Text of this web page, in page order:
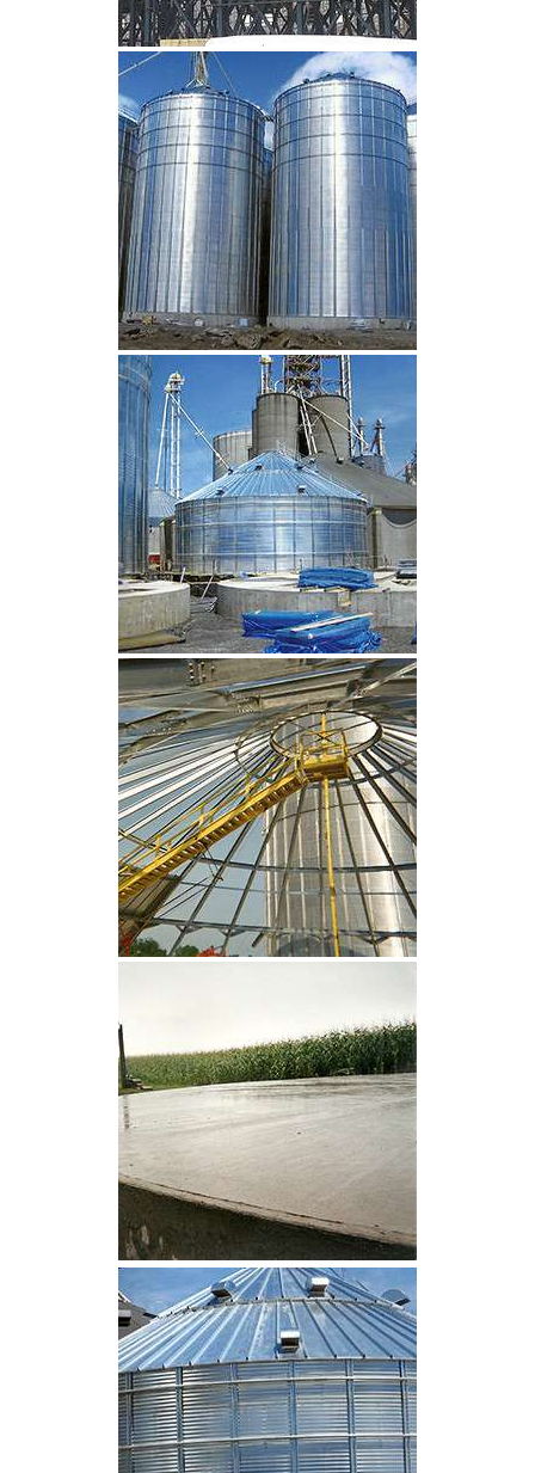
CLIQUEZ POUR AGRANDIR
CLIQUEZ POUR AGRANDIR
CLIQUEZ POUR AGRANDIR
CLIQUEZ POUR AGRANDIR
CLIQUEZ POUR AGRANDIR